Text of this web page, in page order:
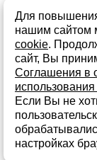
Не
Согласие на
Создание
Для
нашим сайтом
cookie.
сайт, Вы
Соглашения в
Если Вы не
настройках